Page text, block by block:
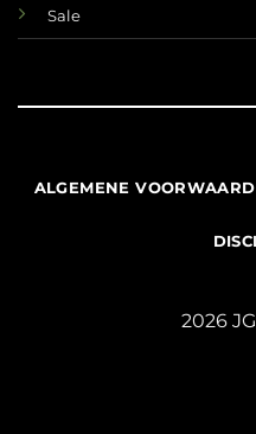
Sale
ALGEMENE
2026